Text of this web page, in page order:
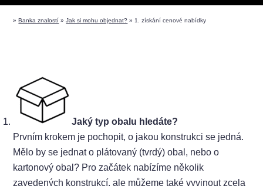
»Banka znalostí »Jak si mohu objednat? » 1. získání cenové nabídky
Jaký typ obalu hledáte?
Prvním krokem je pochopit, o jakou konstrukci se jedná.
Mělo by se jednat o plátovaný (tvrdý) obal, nebo o
kartonový obal? Pro začátek nabízíme několik
zavedených konstrukcí, ale můžeme také vyvinout zcela